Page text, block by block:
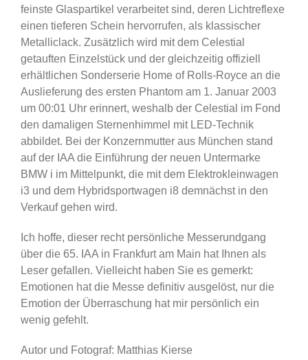
feinste Glaspartikel verarbeitet sind, deren Lichtreflexe
einen tieferen Schein hervorrufen, als klassischer
Metalliclack. Zusätzlich wird mit dem Celestial
getauften Einzelstück und der gleichzeitig offiziell
erhältlichen Sonderserie Home of Rolls-Royce an die
Auslieferung des ersten Phantom am 1. Januar 2003
um 00:01 Uhr erinnert, weshalb der Celestial im Fond
den damaligen Sternenhimmel mit LED-Technik
abbildet. Bei der Konzernmutter aus München stand
auf der IAA die Einführung der neuen Untermarke
BMW i im Mittelpunkt, die mit dem Elektrokleinwagen
i3 und dem Hybridsportwagen i8 demnächst in den
Verkauf gehen wird.
Ich hoffe, dieser recht persönliche Messerundgang
über die 65. IAA in Frankfurt am Main hat Ihnen als
Leser gefallen. Vielleicht haben Sie es gemerkt:
Emotionen hat die Messe definitiv ausgelöst, nur die
Emotion der Überraschung hat mir persönlich ein
wenig gefehlt.
Autor und Fotograf: Matthias Kierse